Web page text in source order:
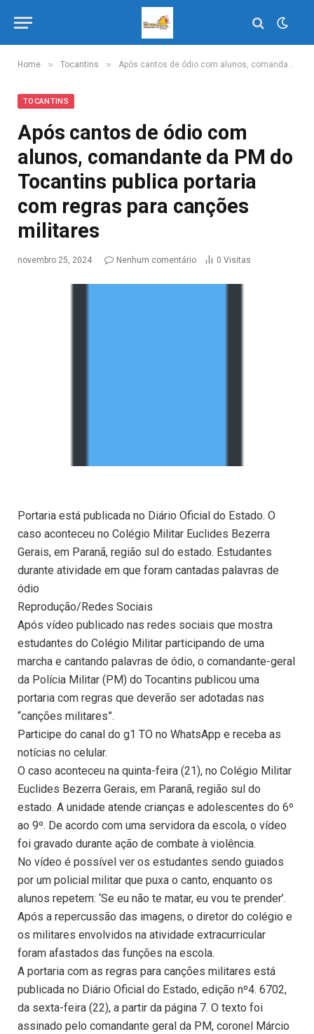
Home » Tocantins » Após cantos de ódio com alunos, comandante da PM do Tocantins publica portaria com regras para canções militares
TOCANTINS
Após cantos de ódio com
alunos, comandante da PM do
Tocantins publica portaria
com regras para canções
militares
novembro 25, 2024 Nenhum comentário 0 Visitas
Portaria está publicada no Diário Oficial do Estado. O
caso aconteceu no Colégio Militar Euclides Bezerra
Gerais, em Paranã, região sul do estado. Estudantes
durante atividade em que foram cantadas palavras de
ódio
Reprodução/Redes Sociais
Após vídeo publicado nas redes sociais que mostra
estudantes do Colégio Militar participando de uma
marcha e cantando palavras de ódio, o comandante-geral
da Polícia Militar (PM) do Tocantins publicou uma
portaria com regras que deverão ser adotadas nas
“canções militares”.
Participe do canal do g1 TO no WhatsApp e receba as
notícias no celular.
O caso aconteceu na quinta-feira (21), no Colégio Militar
Euclides Bezerra Gerais, em Paranã, região sul do
estado. A unidade atende crianças e adolescentes do 6º
ao 9º. De acordo com uma servidora da escola, o vídeo
foi gravado durante ação de combate à violência.
No vídeo é possível ver os estudantes sendo guiados
por um policial militar que puxa o canto, enquanto os
alunos repetem: ‘Se eu não te matar, eu vou te prender’.
Após a repercussão das imagens, o diretor do colégio e
os militares envolvidos na atividade extracurricular
foram afastados das funções na escola.
A portaria com as regras para canções militares está
publicada no Diário Oficial do Estado, edição nº4. 6702,
da sexta-feira (22), a partir da página 7. O texto foi
assinado pelo comandante geral da PM, coronel Márcio